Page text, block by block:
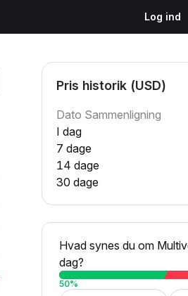
Log ind
Pris historik (USD)
Dato Sammenligning
I dag
7 dage
14 dage
30 dage
Hvad synes du om
dag?
50%